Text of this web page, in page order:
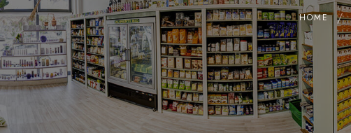
HOME